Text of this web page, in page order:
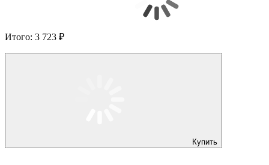
Итого: 3 723 ₽
Купить